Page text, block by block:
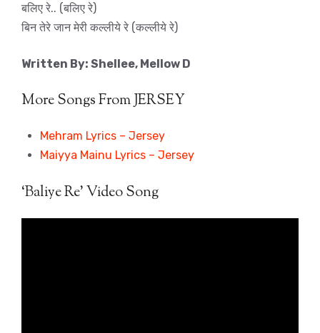
बलिए रे.. (बलिए रे)
बिन तेरे जान मेरी कल्लीये रे (कल्लीये रे)
Written By: Shellee, Mellow D
More Songs From JERSEY
Mehram Lyrics – Jersey
Maiyya Mainu Lyrics – Jersey
‘Baliye Re’ Video Song